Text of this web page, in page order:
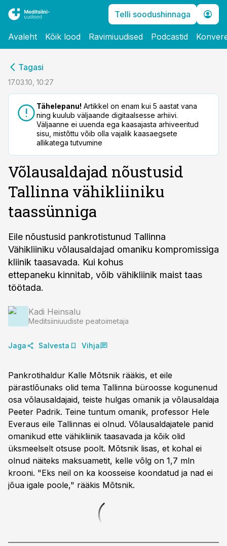
Telli soodushinnaga
Avaleht Kõik lood Ravimiuudised Podcastid
Tagasi
17.03.10, 10:27
Tähelepanu! Artikkel on enam kui 5 aastat vana
ning kuulub väljaande digitaalsesse arhiivi.
Väljaanne ei uuenda ega kaasajasta arhiveeritud
sisu, mistõttu võib olla vajalik kaasaegsete
allikatega tutvumine
Võlausaldajad nõustusid
Tallinna vähikliiniku
taassünniga
Eile nõustusid pankrotistunud Tallinna
Vähikliiniku võlausaldajad omaniku kompromissiga
kliinik taasavada. Kui kohus
ettepaneku kinnitab, võib vähikliinik maist taas
töötada.
Kadi Heinsalu
Meditsiiniuudiste peatoimetaja
Jaga Salvesta Vihja
Pankrotihaldur Kalle Mõtsnik rääkis, et eile
pärastlõunaks olid tema Tallinna büroosse kogunenud
osa võlausaldajaid, teiste hulgas omanik ja võlausaldaja
Peeter Padrik. Teine tuntum omanik, professor Hele
Everaus eile Tallinnas ei olnud. Võlausaldajatele panid
omanikud ette vähikliinik taasavada ja kõik olid
üksmeelselt otsuse poolt. Mõtsnik lisas, et kohal ei
olnud näiteks maksuametit, kelle võlg on 1,7 mln
krooni. "Eks neil on ka koosseise koondatud ja nad ei
jõua igale poole," rääkis Mõtsnik.